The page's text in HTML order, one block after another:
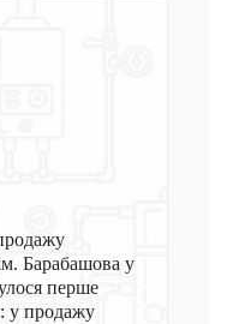
Барабашова у
перше
у продажу